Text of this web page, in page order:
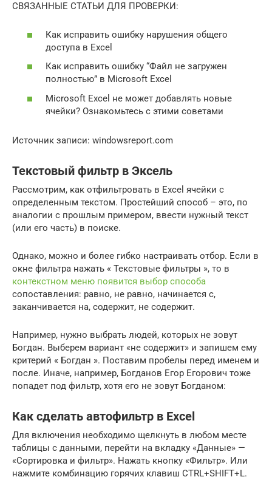
СВЯЗАННЫЕ СТАТЬИ ДЛЯ ПРОВЕРКИ:
Как исправить ошибку нарушения общего
доступа в Excel
Как исправить ошибку “Файл не загружен
полностью” в Microsoft Excel
Microsoft Excel не может добавлять новые
ячейки? Ознакомьтесь с этими советами
Источник записи: windowsreport.com
Текстовый фильтр в Эксель
Рассмотрим, как отфильтровать в Excel ячейки с
определенным текстом. Простейший способ – это, по
аналогии с прошлым примером, ввести нужный текст
(или его часть) в поиске.
Однако, можно и более гибко настраивать отбор. Если в
окне фильтра нажать « Текстовые фильтры », то в
контекстном меню появится выбор способа
сопоставления: равно, не равно, начинается с,
заканчивается на, содержит, не содержит.
Например, нужно выбрать людей, которых не зовут
Богдан. Выберем вариант «не содержит» и запишем ему
критерий « Богдан ». Поставим пробелы перед именем и
после. Иначе, например, Богданов Егор Егорович тоже
попадет под фильтр, хотя его не зовут Богданом:
Как сделать автофильтр в Excel
Для включения необходимо щелкнуть в любом месте
таблицы с данными, перейти на вкладку «Данные» —
«Сортировка и фильтр». Нажать кнопку «Фильтр». Или
нажмите комбинацию горячих клавиш CTRL+SHIFT+L.